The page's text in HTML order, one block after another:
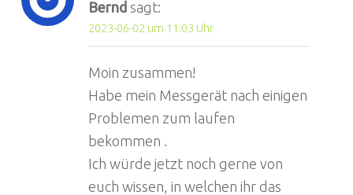
Bernd sagt:
2023-06-02 um 11:03 Uhr
Moin zusammen!
Habe mein Messgerät nach einigen
Problemen zum laufen
bekommen .
Ich würde jetzt noch gerne von
euch wissen, in welchen ihr das